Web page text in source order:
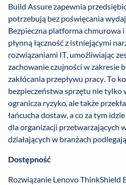
Build Assure zapewnia
potrzebują bez poświęcania
Bezpieczna platforma chmurowa
płynną łączność z istniejącymi
rozwiązaniami IT, umożliwiając
zachowanie czujności w zakresie
zakłócania przepływu pracy. To
bezpieczeństwa sprzętu nie tylko
ogranicza ryzyko, ale także
łańcucha dostaw, a co za tym
dla organizacji przetwarzających
działających w branżach
Dostępność
Rozwiązanie Lenovo ThinkShield